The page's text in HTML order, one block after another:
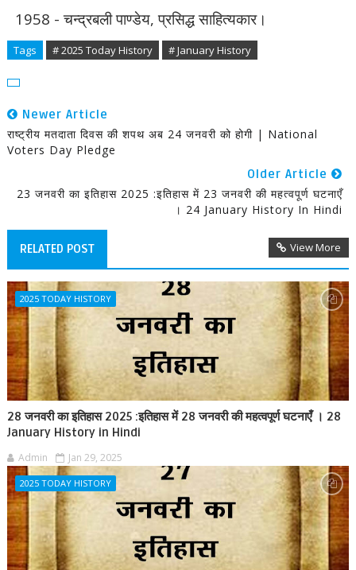
1958 -चन्द्रबली पाण्डेय,प्रसिद्ध साहित्यकार।
Tags # 2025 Today History # January History
Newer Article
राष्ट्रीय मतदाता दिवस की शपथ अब 24 जनवरी को होगी | National
Voters Day Pledge
Older Article
23 जनवरी का इतिहास 2025 :इतिहास में 23 जनवरी की महत्वपूर्ण घटनाएँ
। 24 January History In Hindi
RELATED POST View More
2025 TODAY HISTORY
28 जनवरी का इतिहास 2025 :इतिहास में 28 जनवरी की महत्वपूर्ण घटनाएँ । 28
January History in Hindi
Admin Jan 29, 2025
2025 TODAY HISTORY